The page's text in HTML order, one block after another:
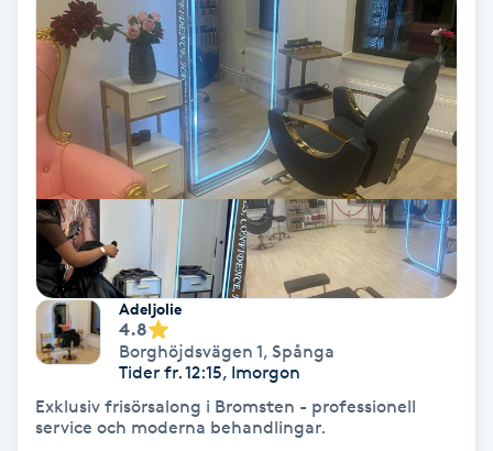
Faceliftmassage
Fet hårbotten
Fettreducering
Fibromassage
Fillers
Fotmassage
Adeljolie
4.8
Borghöjdsvägen 1, Spånga
Tider fr. 12:15, Imorgon
Exklusiv frisörsalong i Bromsten - professionell
service och moderna behandlingar.